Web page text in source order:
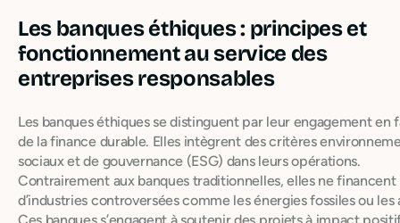
Les banques éthiques : principes et
fonctionnement au service des
entreprises responsables
Les banques éthiques se distinguent par leur engagement en
de la finance durable. Elles intègrent des critères
sociaux et de gouvernance (ESG) dans leurs opérations.
Contrairement aux banques traditionnelles, elles ne financent
d’industries controversées comme les énergies fossiles ou les